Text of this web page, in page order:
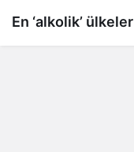
En ‘alkolik’ ülkeler